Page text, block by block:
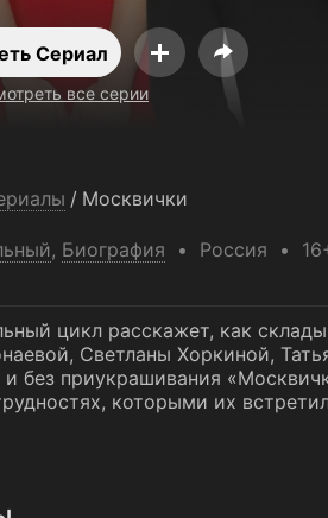
Сериал
все серии
/ Москвички
, Биография Россия
цикл расскажет, как
Светланы Хоркиной,
и без приукрашивания
которыми их